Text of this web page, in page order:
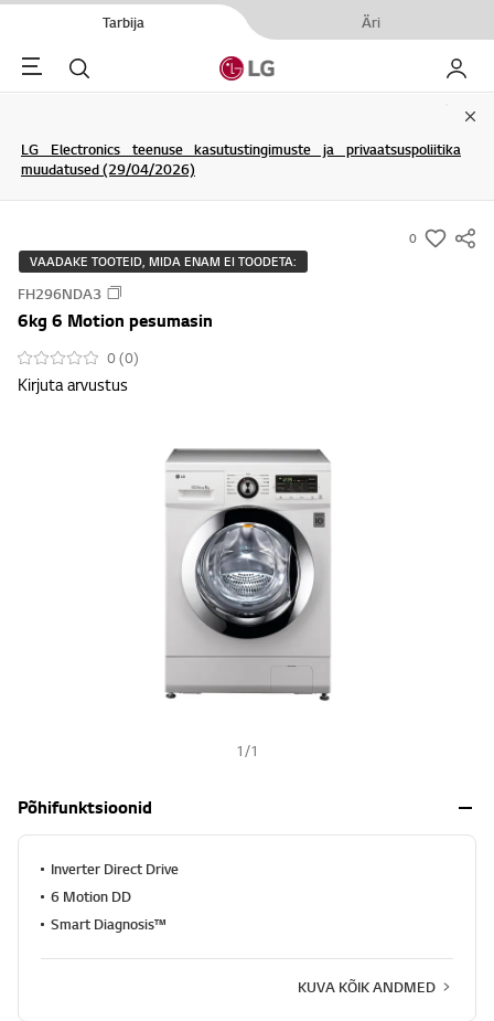
Tarbija Äri
Menu Otsi Minu
LG Electronics teenuse kasutustingimuste ja privaatsuspoliitika
muudatused (29/04/2026)
0
s
VAADAKE TOOTEID, MIDA ENAM EI TOODETA:
FH296NDA3
6kg 6 Motion pesumasin
0 (0)
Kirjuta arvustus
1/1
Põhifunktsioonid
Inverter Direct Drive
6 Motion DD
Smart Diagnosis™
KUVA KÕIK ANDMED